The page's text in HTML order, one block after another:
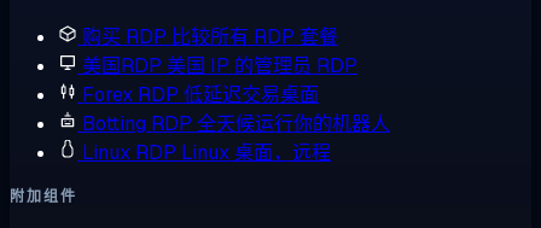
购买 RDP 比较所有 RDP 套餐
美国RDP 美国 IP 的管理员 RDP
Forex RDP 低延迟交易桌面
Botting RDP 全天候运行你的机器人
Linux RDP Linux 桌面，远程
附加组件